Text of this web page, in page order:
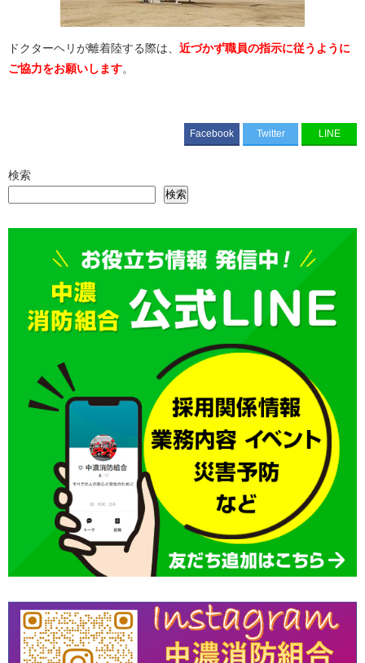
ドクターヘリが離着陸する際は、 近づかず職員の指示に従うように
ご協力をお願いします。
Facebook Twitter LINE
検索
検索